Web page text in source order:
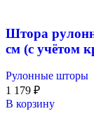
Штора
см (с учётом
Рулонные шторы
1 179 ₽
В корзину